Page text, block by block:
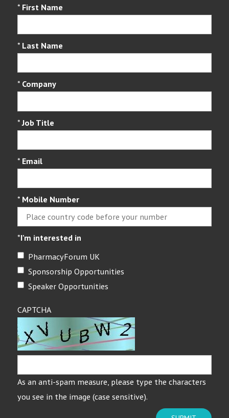
* First Name
* Last Name
* Company
* Job Title
* Email
* Mobile Number
*I'm interested in
PharmacyForum UK
Sponsorship Opportunities
Speaker Opportunities
CAPTCHA
As an anti-spam measure, please type the characters
you see in the image (case sensitive).